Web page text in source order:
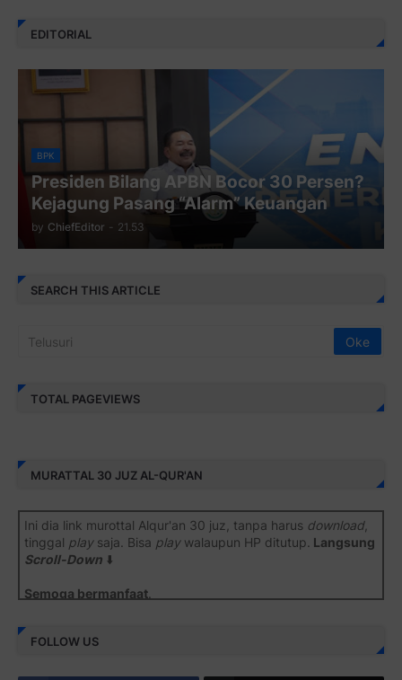
EDITORIAL
BPK
Presiden Bilang APBN Bocor 30 Persen?
Kejagung Pasang “Alarm” Keuangan
by ChiefEditor - 21.53
SEARCH THIS ARTICLE
TOTAL PAGEVIEWS
MURATTAL 30 JUZ AL-QUR'AN
Ini dia link murottal Alqur'an 30 juz, tanpa harus download,
tinggal playsaja. Bisa playwalaupun HP ditutup. Langsung
Scroll-Down ⬇️
Semoga bermanfaat.
Juz 1 ⇨
FOLLOW US